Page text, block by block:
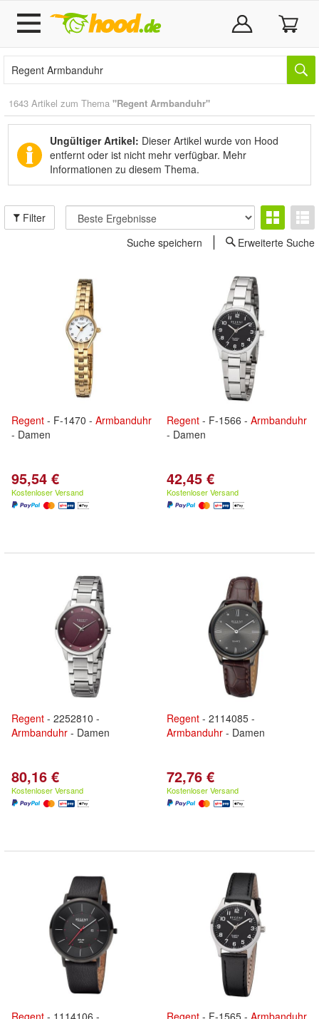
1643 Artikel zum Thema "Regent Armbanduhr"
Ungültiger Artikel: Dieser Artikel wurde von Hood
entfernt oder ist nicht mehr verfügbar. Mehr
Informationen zu diesem Thema.
Filter
Suche speichern
Erweiterte Suche
Regent - F-1470 - Armbanduhr
- Damen
95,54 €
Kostenloser Versand
Regent - F-1566 - Armbanduhr
- Damen
42,45 €
Kostenloser Versand
Regent - 2252810 -
Armbanduhr - Damen
80,16 €
Kostenloser Versand
Regent - 2114085 -
Armbanduhr - Damen
72,76 €
Kostenloser Versand
Regent - 1114106 -
Regent - F-1565 - Armbanduhr